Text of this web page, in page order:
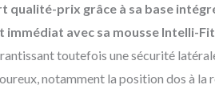
qualité-prix grâce à sa base
immédiat avec sa mousse Intelli-Fit
toutefois une sécurité
notamment la position dos à la